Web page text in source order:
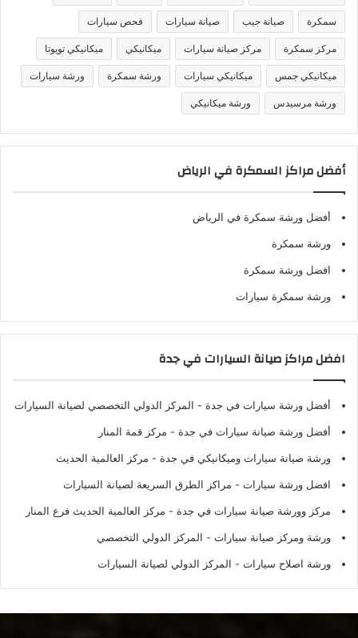
ا
سمكرة صيانة جيب صيانة سيارات فحص سيارات
مركز سمكرة مركز صيانة سيارات ميكانيكي ميكانيكي تويوتا
ميكانيكي جمس ميكانيكي سيارات ورشة سمكرة ورشة سيارات
ورشة مرسيدس ورشة ميكانيكي
أفضل مراكز السمكرة في الرياض
أفضل ورشة سمكرة في الرياض
ورشة سمكرة
افضل ورشة سمكرة
ورشة سمكرة سيارات
افضل مراكز صيانة السيارات في جدة
أفضل ورشة سيارات في جدة - المركز الدولي التخصصي لصيانة السيارات
أفضل ورشة صيانة سيارات في جدة - مركز قمة المنار
ورشة صيانة سيارات وميكانيكي في جدة - مركز العالمية الحديث
افضل ورشة سيارات - مراكز الطرق السريعة لصيانة السيارات
مركز وورشة صيانة سيارات في جدة - مركز العالمية الحديث فرع المنار
ورشة ومركز صيانة سيارات - المركز الدولي التخصصي
ورشة اصلاح سيارات - المركز الدولي لصيانة السيارات